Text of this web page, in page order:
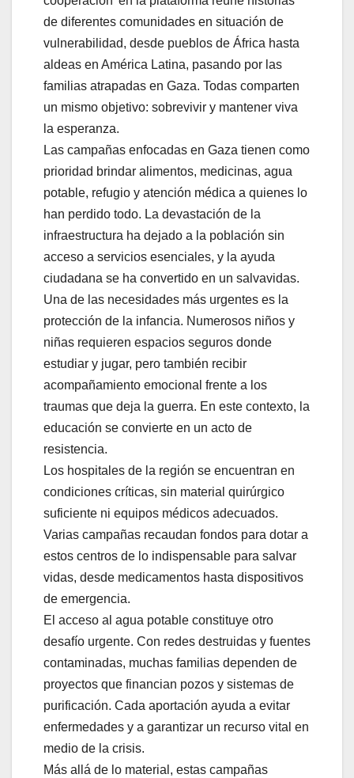
de diferentes comunidades en situación de
vulnerabilidad, desde pueblos de África hasta
aldeas en América Latina, pasando por las
familias atrapadas en Gaza. Todas comparten
un mismo objetivo: sobrevivir y mantener viva
la esperanza.
Las campañas enfocadas en Gaza tienen como
prioridad brindar alimentos, medicinas, agua
potable, refugio y atención médica a quienes lo
han perdido todo. La devastación de la
infraestructura ha dejado a la población sin
acceso a servicios esenciales, y la ayuda
ciudadana se ha convertido en un salvavidas.
Una de las necesidades más urgentes es la
protección de la infancia. Numerosos niños y
niñas requieren espacios seguros donde
estudiar y jugar, pero también recibir
acompañamiento emocional frente a los
traumas que deja la guerra. En este contexto, la
educación se convierte en un acto de
resistencia.
Los hospitales de la región se encuentran en
condiciones críticas, sin material quirúrgico
suficiente ni equipos médicos adecuados.
Varias campañas recaudan fondos para dotar a
estos centros de lo indispensable para salvar
vidas, desde medicamentos hasta dispositivos
de emergencia.
El acceso al agua potable constituye otro
desafío urgente. Con redes destruidas y fuentes
contaminadas, muchas familias dependen de
proyectos que financian pozos y sistemas de
purificación. Cada aportación ayuda a evitar
enfermedades y a garantizar un recurso vital en
medio de la crisis.
Más allá de lo material, estas campañas